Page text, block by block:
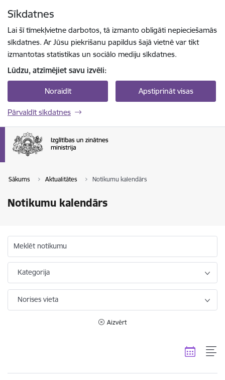
Sīkdatnes
Lai šī tīmekļvietne darbotos, tā izmanto obligāti nepieciešamās
sīkdatnes. Ar Jūsu piekrišanu papildus šajā vietnē var tikt
izmantotas statistikas un sociālo mediju sīkdatnes.
Lūdzu, atzīmējiet savu izvēli:
Noraidīt Apstiprināt visas
Pārvaldīt sīkdatnes
Sākums Aktualitātes Notikumu kalendārs
Notikumu kalendārs
Meklēt notikumu
Kategorija
Norises vieta
Aizvērt